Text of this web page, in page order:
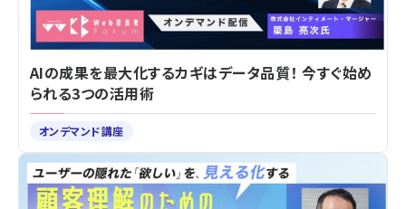
AIの成果を最大化するカギはデータ品質！ 今すぐ始め
られる3つの活用術
オンデマンド講座